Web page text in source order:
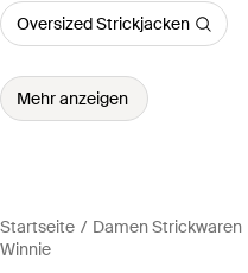
Oversized Strickjacken
Mehr anzeigen
Startseite Damen Strickwaren
Winnie